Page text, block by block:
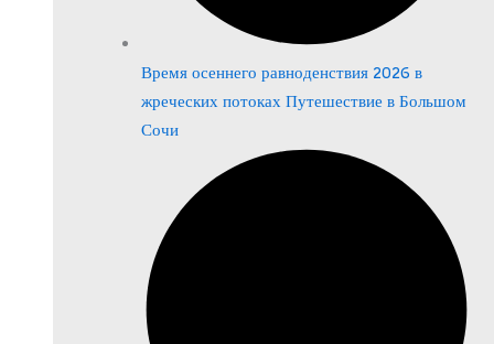
Время осеннего равноденствия 2026 в
жреческих потоках Путешествие в Большом
Сочи